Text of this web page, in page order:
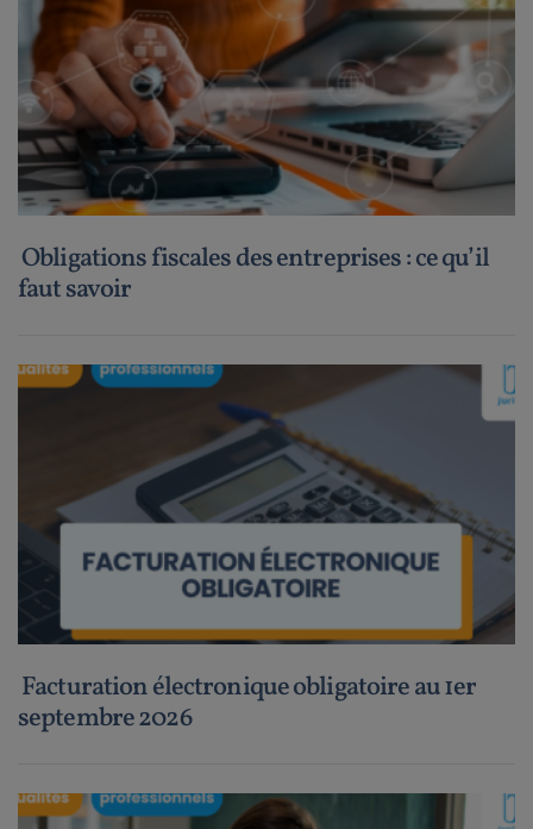
Obligations fiscales des entreprises : ce qu’il
faut savoir
Facturation électronique obligatoire au 1er
septembre 2026